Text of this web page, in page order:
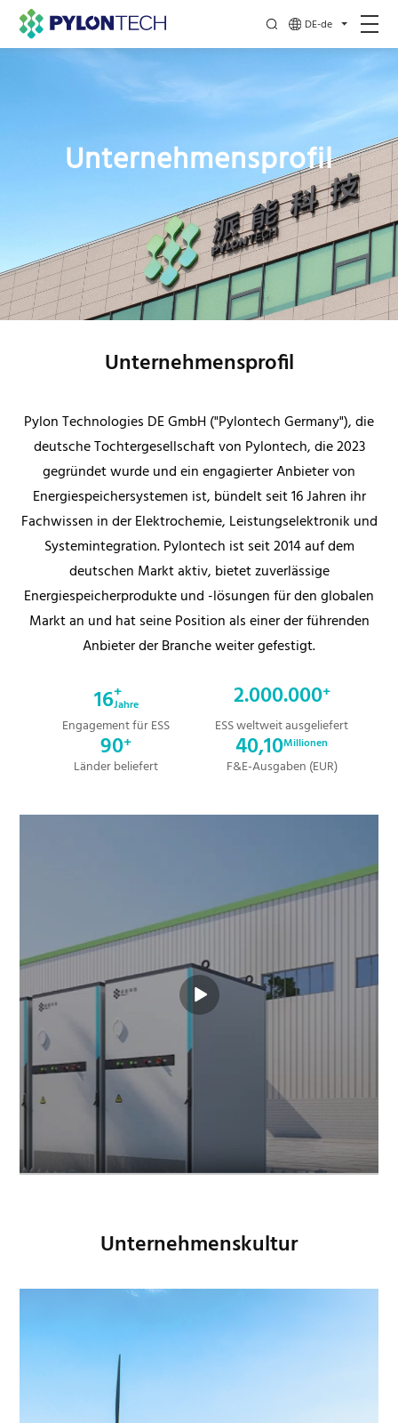
DE-de
Unternehmensprofil
Unternehmensprofil
Pylon Technologies DE GmbH ("Pylontech Germany"), die
deutsche Tochtergesellschaft von Pylontech, die 2023
gegründet wurde und ein engagierter Anbieter von
Energiespeichersystemen ist, bündelt seit 16 Jahren ihr
Fachwissen in der Elektrochemie, Leistungselektronik und
Systemintegration. Pylontech ist seit 2014 auf dem
deutschen Markt aktiv, bietet zuverlässige
Energiespeicherprodukte und -lösungen für den globalen
Markt an und hat seine Position als einer der führenden
Anbieter der Branche weiter gefestigt.
16+
Jahre
Engagement für ESS
2.000.000+
ESS weltweit ausgeliefert
90+
Länder beliefert
40,10Millionen
F&E-Ausgaben (EUR)
Unternehmenskultur